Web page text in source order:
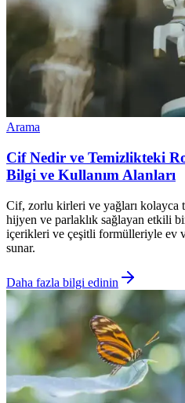
Arama
Cif Nedir ve Temizlikteki
Bilgi ve Kullanım Alanları
Cif, zorlu kirleri ve yağları kolayca
hijyen ve parlaklık sağlayan etkili
içerikleri ve çeşitli formülleriyle ev
sunar.
Daha fazla bilgi edinin